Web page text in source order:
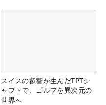
スイスの叡智が生んだTPTシ
ャフトで、ゴルフを異次元の
世界へ